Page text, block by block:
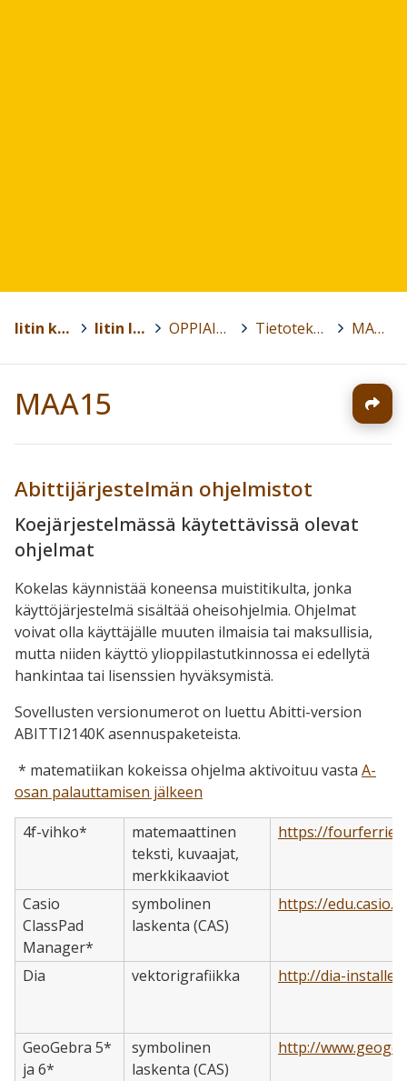
Iitin kunta > Iitin lukio > OPPIAINEET > Tietotekniikka > MAA15
MAA15
Abittijärjestelmän ohjelmistot
Koejärjestelmässä käytettävissä olevat
ohjelmat
Kokelas käynnistää koneensa muistitikulta, jonka
käyttöjärjestelmä sisältää oheisohjelmia. Ohjelmat
voivat olla käyttäjälle muuten ilmaisia tai maksullisia,
mutta niiden käyttö ylioppilastutkinnossa ei edellytä
hankintaa tai lisenssien hyväksymistä.
Sovellusten versionumerot on luettu Abitti-version
ABITTI2140K asennuspaketeista.
* matematiikan kokeissa ohjelma aktivoituu vasta A-
osan palauttamisen jälkeen
4f-vihko*
matemaattinen
teksti, kuvaajat,
merkkikaaviot
https://
Casio
ClassPad
Manager*
symbolinen
laskenta (CAS)
https://
Dia vektorigrafiikka http://dia-
GeoGebra 5*
ja 6*
symbolinen
laskenta (CAS)
http://